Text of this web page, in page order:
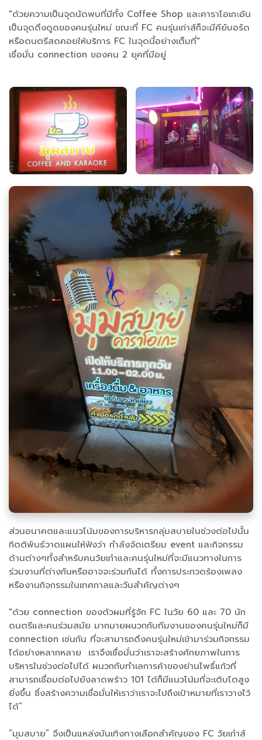
"ด้วยความเป็นจุดนัดพบที่มีทั้ง Coffee Shop และคาราโอเกะอัน
เป็นจุดดึงดูดของคนรุ่นใหม่ ขณะที่ FC คนรุ่นเก่าส์ก็จะมีคีย์บอร์ด
หรือดนตรีสดคอยให้บริการ FC ในจุดนี้อย่างเต็มที่"
เชื่อมั่น connection ของคน 2 ยุคที่มีอยู่
ส่วนอนาคตและแนวโน้มของการบริหารกลุ่มสบายในช่วงต่อไปนั้น
กิตติพันธ์วาดแผนให้ฟังว่า กำลังจัดเตรียม event และกิจกรรม
ด้านต่างๆทั้งสำหรับคนวัยเก๋าและคนรุ่นใหม่ที่จะมีแนวทางในการ
ร่วมงานที่ต่างกันหรืออาจจะร่วมกันได้ ทั้งการประกวดร้องเพลง
หรืองานกิจกรรมในเทศกาลและวันสำคัญต่างๆ
"ด้วย connection ของตัวผมที่รู้จัก FC ในวัย 60 และ 70 นัก
ดนตรีและคนร่วมสมัย มากมายผนวกกับทีมงานของคนรุ่นใหม่ก็มี
connection เช่นกัน ที่จะสามารถดึงคนรุ่นใหม่เข้ามาร่วมกิจกรรม
ได้อย่างหลากหลาย เราจึงเชื่อมั่นว่าเราจะสร้างศักยภาพในการ
บริหารในช่วงต่อไปได้ ผนวกกับทำเลการค้าของย่านโพธิ์แก้วที่
สามารถเชื่อมต่อไปยังลาดพร้าว 101 ได้ก็มีแนวโน้มที่จะเติบโตสูง
ยิ่งขึ้น ซึ่งสร้างความเชื่อมั่นให้เราว่าเราจะไปถึงเป้าหมายที่เราวางไว้
ได้”
“มุมสบาย” จึงเป็นแหล่งบันเทิงทางเลือกสำคัญของ FC วัยเก๋าส์